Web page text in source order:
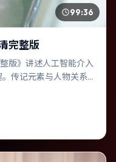
99:36
完整版
整版》讲述人工智能介入
传记元素与人物关系
戏尤为出彩。导演李
澳大利亚实地取景，